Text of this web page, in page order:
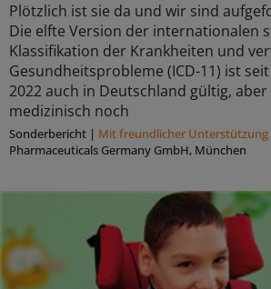
Plötzlich ist sie da und wir sind
Die elfte Version der internationalen
Klassifikation der Krankheiten und
Gesundheitsprobleme (ICD-11) ist
2022 auch in Deutschland gültig,
medizinisch noch
Sonderbericht | Mit freundlicher Unterstützung
Pharmaceuticals Germany GmbH, München